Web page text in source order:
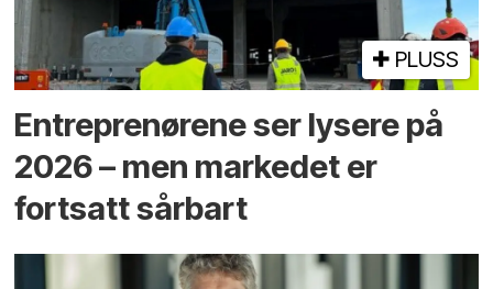
PLUSS
Entreprenørene ser lysere på
2026 – men markedet er
fortsatt sårbart